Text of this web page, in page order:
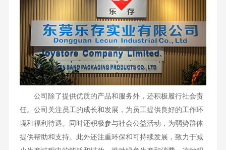
公司除了提供优质的产品和服务外，还积极履行社会责
任。公司关注员工的成长和发展，为员工提供良好的工作环
境和福利待遇。同时还积极参与社会公益活动，为弱势群体
提供帮助和支持。此外还注重环保和可持续发展，致力于减